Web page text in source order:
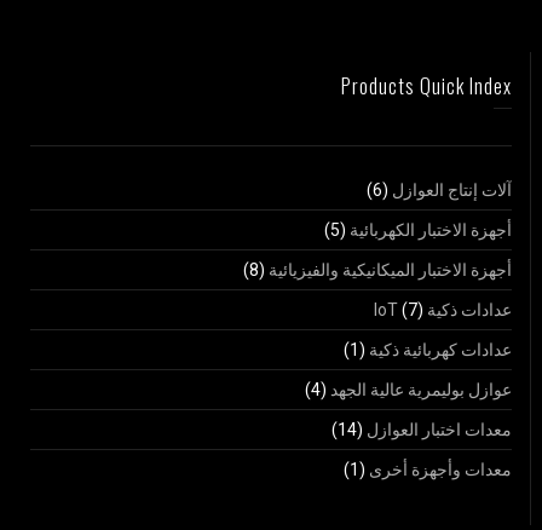
Products Quick Index
آلات إنتاج العوازل (6)
أجهزة الاختبار الكهربائية (5)
أجهزة الاختبار الميكانيكية والفيزيائية (8)
عدادات ذكية IoT (7)
عدادات كهربائية ذكية (1)
عوازل بوليمرية عالية الجهد (4)
معدات اختبار العوازل (14)
معدات وأجهزة أخرى (1)